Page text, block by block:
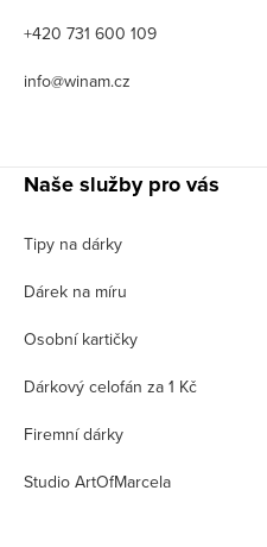
+420 731 600 109
info@winam.cz
Naše služby pro vás
Tipy na dárky
Dárek na míru
Osobní kartičky
Dárkový celofán za 1 Kč
Firemní dárky
Studio ArtOfMarcela